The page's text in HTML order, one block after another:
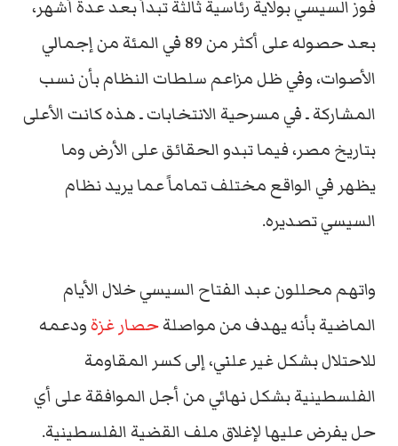
فوز السيسي بولاية رئاسية ثالثة تبدأ بعد عدة أشهر،
بعد حصوله على أكثر من 89 في المئة من إجمالي
الأصوات، وفي ظل مزاعم سلطات النظام بأن نسب
المشاركة ـ في مسرحية الانتخابات ـ هذه كانت الأعلى
بتاريخ مصر، فيما تبدو الحقائق على الأرض وما
يظهر في الواقع مختلف تماماً عما يريد نظام
السيسي تصديره.
واتهم محللون عبد الفتاح السيسي خلال الأيام
الماضية بأنه يهدف من مواصلةحصار غزةودعمه
للاحتلال بشكل غير علني، إلى كسر المقاومة
الفلسطينية بشكل نهائي من أجل الموافقة على أي
حل يفرض عليها لإغلاق ملف القضية الفلسطينية.